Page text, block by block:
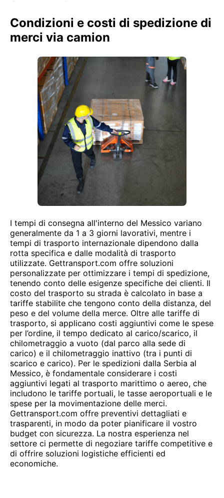
Condizioni e costi di spedizione di
merci via camion
I tempi di consegna all'interno del Messico variano
generalmente da 1 a 3 giorni lavorativi, mentre i
tempi di trasporto internazionale dipendono dalla
rotta specifica e dalle modalità di trasporto
utilizzate. Gettransport.com offre soluzioni
personalizzate per ottimizzare i tempi di spedizione,
tenendo conto delle esigenze specifiche dei clienti. Il
costo del trasporto su strada è calcolato in base a
tariffe stabilite che tengono conto della distanza, del
peso e del volume della merce. Oltre alle tariffe di
trasporto, si applicano costi aggiuntivi come le spese
per l’ordine, il tempo dedicato al carico/scarico, il
chilometraggio a vuoto (dal parco alla sede di
carico) e il chilometraggio inattivo (tra i punti di
scarico e carico). Per le spedizioni dalla Serbia al
Messico, è fondamentale considerare i costi
aggiuntivi legati al trasporto marittimo o aereo, che
includono le tariffe portuali, le tasse aeroportuali e le
spese per la movimentazione delle merci.
Gettransport.com offre preventivi dettagliati e
trasparenti, in modo da poter pianificare il vostro
budget con sicurezza. La nostra esperienza nel
settore ci permette di negoziare tariffe competitive e
di offrire soluzioni logistiche efficienti ed
economiche.